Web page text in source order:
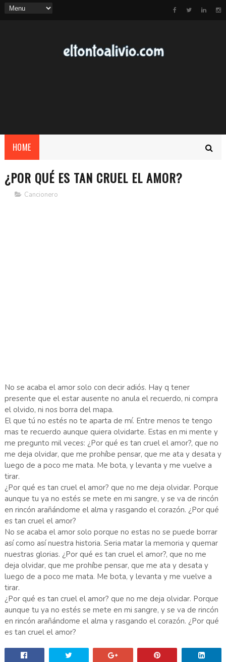
HOME
¿POR QUÉ ES TAN CRUEL EL AMOR?
Cancionero
No se acaba el amor solo con decir adiós. Hay q tener
presente que el estar ausente no anula el recuerdo, ni compra
el olvido, ni nos borra del mapa.
El que tú no estés no te aparta de mí. Entre menos te tengo
mas te recuerdo aunque quiera olvidarte. Estas en mi mente y
me pregunto mil veces: ¿Por qué es tan cruel el amor?, que no
me deja olvidar, que me prohíbe pensar, que me ata y desata y
luego de a poco me mata. Me bota, y levanta y me vuelve a
tirar.
¿Por qué es tan cruel el amor? que no me deja olvidar. Porque
aunque tu ya no estés se mete en mi sangre, y se va de rincón
en rincón arañándome el alma y rasgando el corazón. ¿Por qué
es tan cruel el amor?
No se acaba el amor solo porque no estas no se puede borrar
así como así nuestra historia. Seria matar la memoria y quemar
nuestras glorias. ¿Por qué es tan cruel el amor?, que no me
deja olvidar, que me prohíbe pensar, que me ata y desata y
luego de a poco me mata. Me bota, y levanta y me vuelve a
tirar.
¿Por qué es tan cruel el amor? que no me deja olvidar. Porque
aunque tu ya no estés se mete en mi sangre, y se va de rincón
en rincón arañándome el alma y rasgando el corazón. ¿Por qué
es tan cruel el amor?